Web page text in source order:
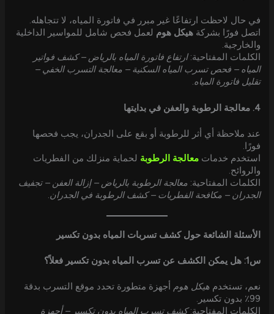
في حال لاحظت ارتفاعًا غير مبرر في فاتورة المياه، لا تتجاهله.
اتصل فورًا بشركةهيكل هوم لعمل فحص شامل للمواسير الداخلية
والخارجية.
الكلمات المفتاحية:ارتفاع فاتورة المياه بالرياض – كشف فواتير
المياه – فحص تسرب المياه السكنية – معالجة التسرب الخفي –
تقليل فاتورة المياه.
4. معالجة الرطوبة والعفن في بدايتها
عند ملاحظة أي أثر للرطوبة أو بقع على الجدران، يجب فحصها
فورًا.
استخدم خدمات معالجة الرطوبة لحماية منزلك من الفطريات
والروائح.
الكلمات المفتاحية: معالجة الرطوبة بالرياض – إزالة العفن – تجفيف
الجدران – مكافحة الفطريات – كشف الرطوبة في الجدران.
الأسئلة الشائعة حول كشف تسربات المياه بدون تكسير
س1: هل يمكن الكشف عن تسرب المياه بدون تكسير فعلاً؟
نعم، تستخدمهيكل هوم أجهزة متطورة تحدد موقع التسرب بدقة
99٪ بدون تكسير.
الكلمات المفتاحية:كشف تسرب المياه بدون تكسير – أجهزة